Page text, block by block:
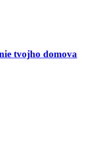
tvojho domova